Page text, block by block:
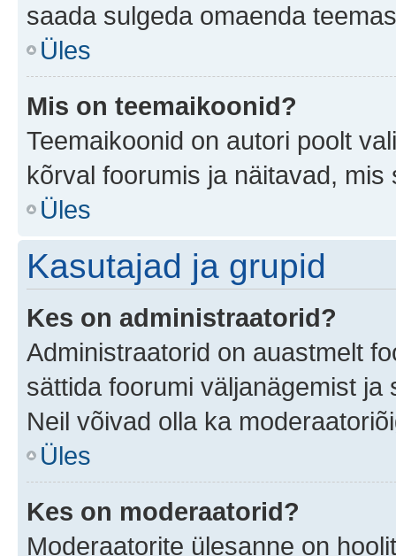
saada sulgeda omaenda
Üles
Mis on teemaikoonid?
Teemaikoonid on autori poolt
kõrval foorumis ja näitavad, mis
Üles
Kasutajad ja grupid
Kes on administraatorid?
Administraatorid on auastmelt
sättida foorumi väljanägemist
Neil võivad olla ka
Üles
Kes on moderaatorid?
Moderaatorite ülesanne on